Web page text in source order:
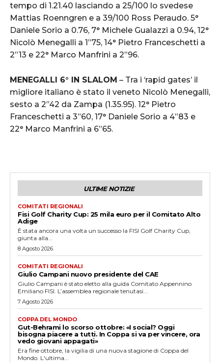
tempo di 1.21.40 lasciando a 25/100 lo svedese
Mattias Roenngren e a 39/100 Ross Peraudo. 5°
Daniele Sorio a 0.76, 7° Michele Gualazzi a 0.94, 12°
Nicolò Menegalli a 1”75, 14° Pietro Franceschetti a
2”13 e 22° Marco Manfrini a 2”96.
MENEGALLI 6° IN SLALOM – Tra i ‘rapid gates’ il
migliore italiano è stato il veneto Nicolò Menegalli,
sesto a 2”42 da Zampa (1.35.95). 12° Pietro
Franceschetti a 3”60, 17° Daniele Sorio a 4”83 e
22° Marco Manfrini a 6”65.
ULTIME NOTIZIE
COMITATI REGIONALI
Fisi Golf Charity Cup: 25 mila euro per il Comitato Alto
Adige
È stata ancora una volta un successo la FISI Golf Charity Cup,
giunta alla...
8 Agosto 2026
COMITATI REGIONALI
Giulio Campani nuovo presidente del CAE
Giulio Campani è stato eletto alla guida Comitato Appennino
Emiliano FISI. L’assemblea regionale tenutasi...
7 Agosto 2026
COPPA DEL MONDO
Gut-Behrami lo scorso ottobre: «I social? Oggi
bisogna piacere a tutti. In Coppa si va per vincere, ora
vedo giovani appagati»
Era fine ottobre, la vigilia di una nuova stagione di Coppa del
Mondo. L'ultima...